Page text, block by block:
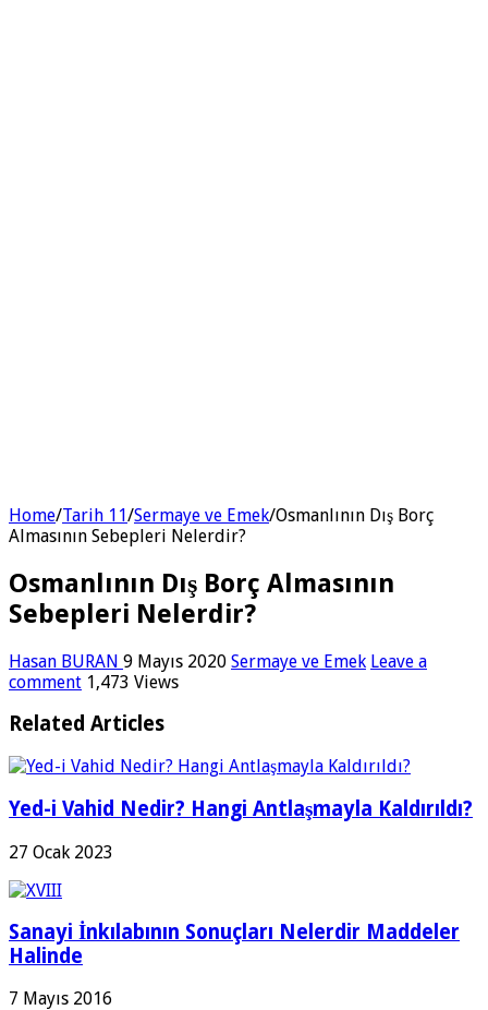
Home/Tarih 11/Sermaye ve Emek/Osmanlının Dış Borç
Almasının Sebepleri Nelerdir?
Osmanlının Dış Borç Almasının
Sebepleri Nelerdir?
Hasan BURAN 9 Mayıs 2020 Sermaye ve Emek Leave a
comment 1,473 Views
Related Articles
Yed-i Vahid Nedir? Hangi Antlaşmayla Kaldırıldı?
27 Ocak 2023
Sanayi İnkılabının Sonuçları Nelerdir Maddeler
Halinde
7 Mayıs 2016